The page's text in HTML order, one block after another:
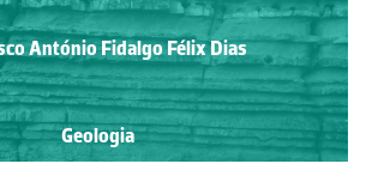
António Fidalgo Félix Dias
Geologia